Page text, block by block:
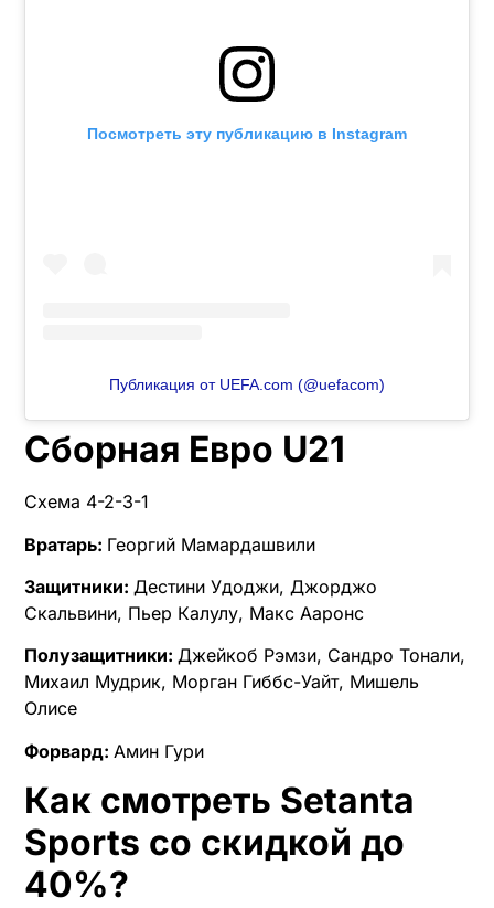
Посмотреть эту публикацию в Instagram
Публикация от UEFA.com (@uefacom)
Сборная Евро U21
Схема 4-2-3-1
Вратарь: Георгий Мамардашвили
Защитники: Дестини Удоджи, Джорджо
Скальвини, Пьер Калулу, Макс Ааронс
Полузащитники: Джейкоб Рэмзи, Сандро Тонали,
Михаил Мудрик, Морган Гиббс-Уайт, Мишель
Олисе
Форвард: Амин Гури
Как смотреть Setanta
Sports со скидкой до
40%?